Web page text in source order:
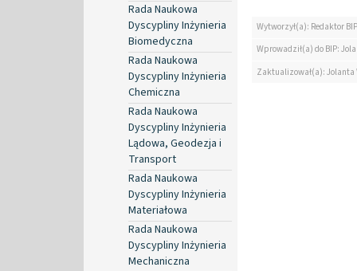
Rada Naukowa
Dyscypliny Inżynieria
Biomedyczna
Rada Naukowa
Dyscypliny Inżynieria
Chemiczna
Rada Naukowa
Dyscypliny Inżynieria
Lądowa, Geodezja i
Transport
Rada Naukowa
Dyscypliny Inżynieria
Materiałowa
Rada Naukowa
Dyscypliny Inżynieria
Mechaniczna
Wytworzył(a): Redaktor BIP
Wprowadził(a) do BIP:
Zaktualizował(a): Jolanta